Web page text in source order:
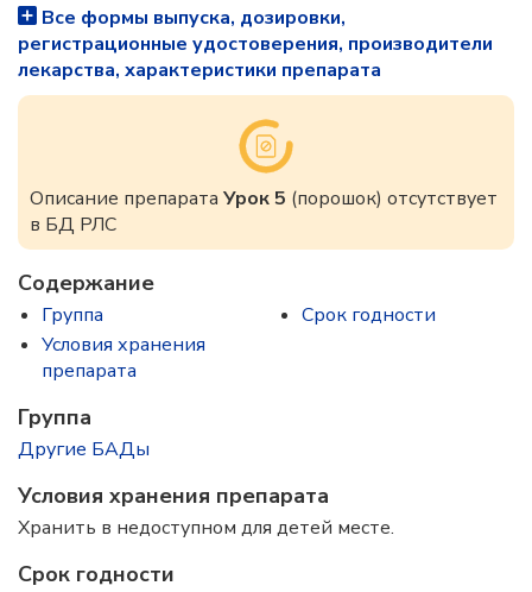
Все формы выпуска, дозировки,
регистрационные удостоверения, производители
лекарства, характеристики препарата
Описание препарата Урок 5 (порошок) отсутствует
в БД РЛС
Содержание
Группа
Условия хранения
препарата
Срок годности
Группа
Другие БАДы
Условия хранения препарата
Хранить в недоступном для детей месте.
Срок годности